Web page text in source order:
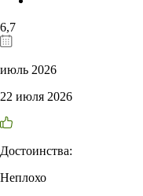
6,7
июль 2026
22 июля 2026
Достоинства:
Неплохо